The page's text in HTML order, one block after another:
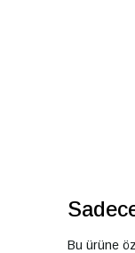
Bu ürüne